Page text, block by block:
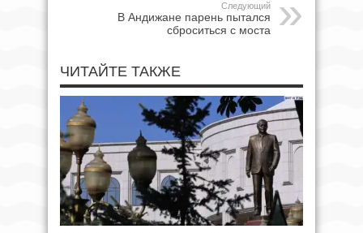
Следующий
В Андижане парень пытался
сброситься с моста
ЧИТАЙТЕ ТАКЖЕ